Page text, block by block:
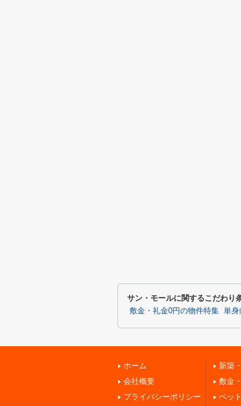
サン・モールに関するこだわり
敷金・礼金0円の物件特集 単身
ホーム
会社概要
プライバシーポリシー
新築
敷金
ペッ